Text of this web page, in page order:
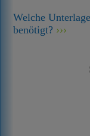
Welche
benötigt?